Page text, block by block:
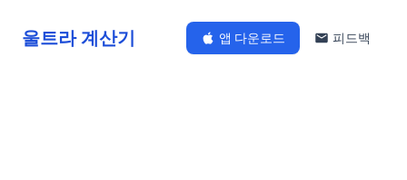
울트라 계산기 앱 다운로드 피드백